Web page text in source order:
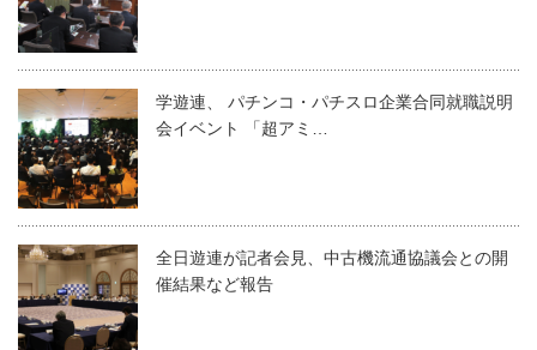
学遊連、 パチンコ・パチスロ企業合同就職説明
会イベント 「超アミ…
全日遊連が記者会見、中古機流通協議会との開
催結果など報告